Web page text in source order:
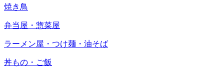
焼き鳥
弁当屋・惣菜屋
ラーメン屋・つけ麺・油そば
丼もの・ご飯